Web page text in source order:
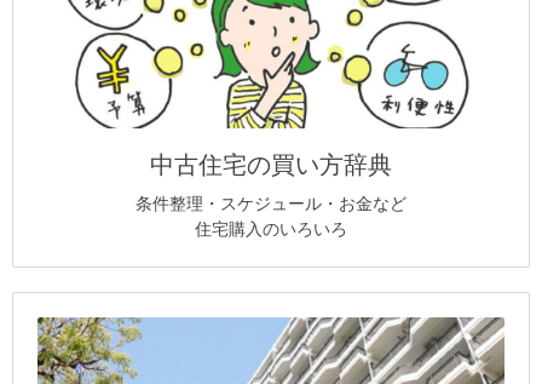
中古住宅の買い方辞典
条件整理・スケジュール・お金など
住宅購入のいろいろ